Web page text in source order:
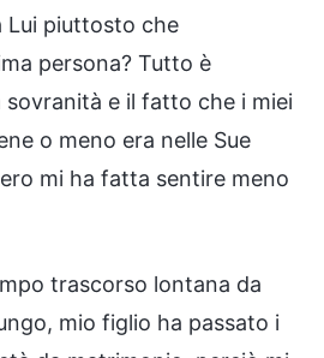
Lui piuttosto che
persona? Tutto è
e il fatto che i miei
o meno era nelle Sue
mi ha fatta sentire meno
trascorso lontana da
mio figlio ha passato i